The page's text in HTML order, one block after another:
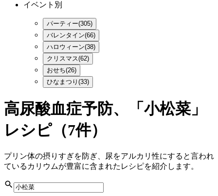
イベント別
パーティー(305)
バレンタイン(66)
ハロウィーン(38)
クリスマス(62)
おせち(26)
ひなまつり(33)
高尿酸血症予防、「小松菜」
レシピ（7件）
プリン体の摂りすぎを防ぎ、尿をアルカリ性にすると言われ
ているカリウムが豊富に含まれたレシピを紹介します。